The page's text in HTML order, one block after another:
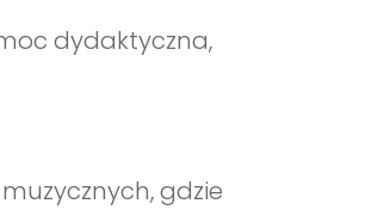
dydaktyczna,
gdzie